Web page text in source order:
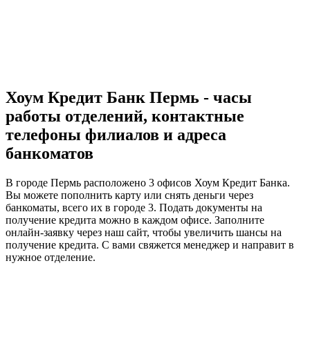
Хоум Кредит Банк Пермь - часы
работы отделений, контактные
телефоны филиалов и адреса
банкоматов
В городе Пермь расположено 3 офисов Хоум Кредит Банка.
Вы можете пополнить карту или снять деньги через
банкоматы, всего их в городе 3. Подать документы на
получение кредита можно в каждом офисе. Заполните
онлайн-заявку через наш сайт, чтобы увеличить шансы на
получение кредита. С вами свяжется менеджер и направит в
нужное отделение.